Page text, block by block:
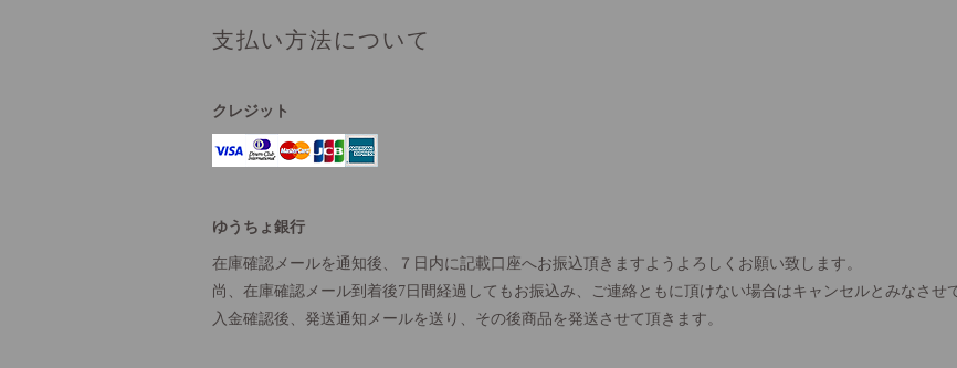
支払い方法について
クレジット
ゆうちょ銀行
在庫確認メールを通知後、７日内に記載口座へお振込頂きますようよろしくお願い致します。
尚、在庫確認メール到着後7日間経過してもお振込み、ご連絡ともに頂けない場合はキャンセルとみなさせ
入金確認後、発送通知メールを送り、その後商品を発送させて頂きます。